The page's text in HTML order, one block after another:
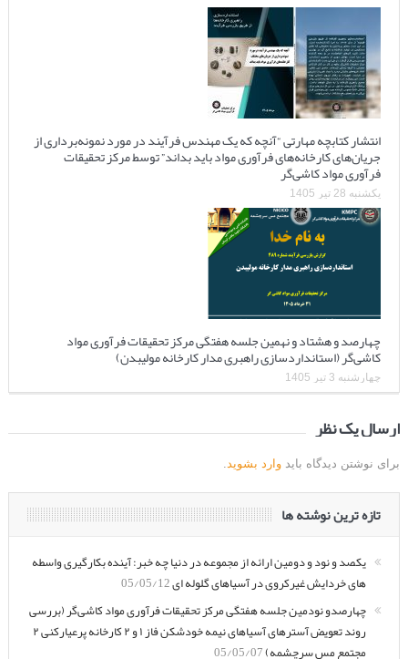
انتشار کتابچه مهارتی “آنچه که یک مهندس فرآیند در مورد نمونه‌برداری از
جریان‌های کارخانه‌های فرآوری مواد باید بداند” توسط مرکز تحقیقات
فرآوری مواد کاشی‌گر
یکشنبه 28 تیر 1405
چهارصد و هشتاد و نهمین جلسه هفتگی مرکز تحقیقات فرآوری مواد
کاشی‌گر (استانداردسازی راهبری مدار کارخانه مولیبدن)
چهارشنبه 3 تیر 1405
ارسال یک نظر
برای نوشتن دیدگاه باید وارد بشوید
تازه ترین نوشته ها
یکصد و نود و دومین ارائه از مجموعه در دنیا چه خبر: آینده بکارگیری واسطه
های خردایش غیرکروی در آسیاهای گلوله ای05/05/12
چهارصدو نودمین جلسه هفتگی مرکز تحقیقات فرآوری مواد کاشی‌گر (بررسی
روند تعویض آسترهای آسیاهای نیمه خودشکن فاز ۱ و ۲ کارخانه پرعیارکنی ۲
مجتمع مس سرچشمه)05/05/07